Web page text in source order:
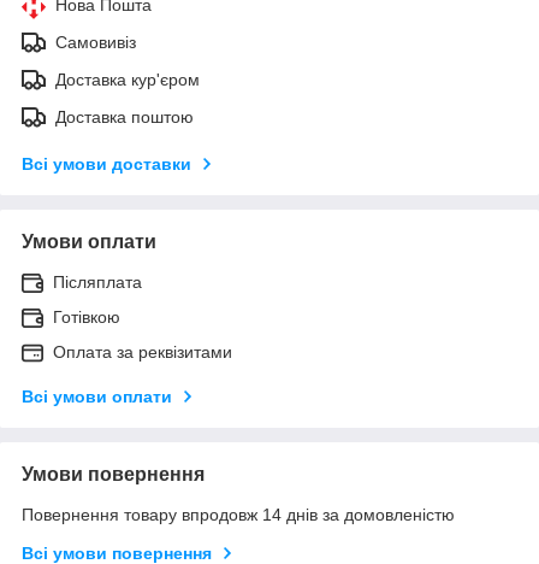
Нова Пошта
Самовивіз
Доставка кур'єром
Доставка поштою
Всі умови доставки
Умови оплати
Післяплата
Готівкою
Оплата за реквізитами
Всі умови оплати
Умови повернення
Повернення товару впродовж 14 днів за домовленістю
Всі умови повернення